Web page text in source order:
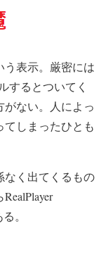
う表示。厳密には
するとついてく
ない。人によっ
しまったひとも
なく出てくるもの
。